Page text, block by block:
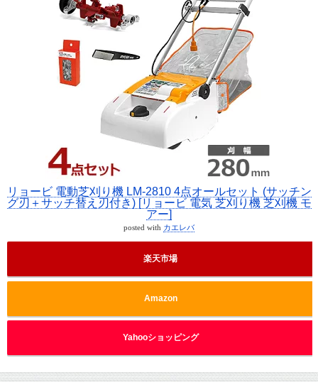
リョービ 電動芝刈り機 LM-2810 4点オールセット (サッチン
グ刃＋サッチ替え刃付き) [リョービ 電気 芝刈り機 芝刈機 モ
アー]
posted with カエレバ
楽天市場
Amazon
Yahooショッピング